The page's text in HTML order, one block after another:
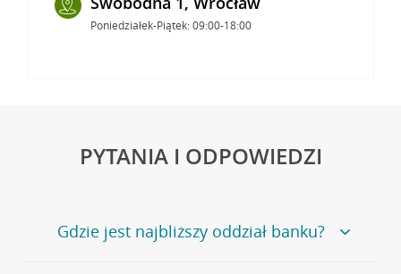
Poniedziałek-Piątek: 09:00-18:00
PYTANIA I ODPOWIEDZI
Gdzie jest najbliższy oddział banku?